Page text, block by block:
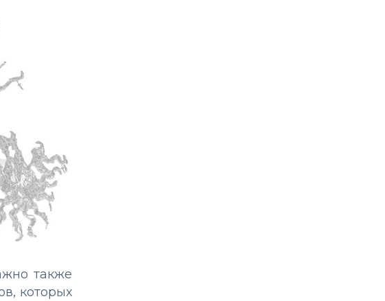
также
которых